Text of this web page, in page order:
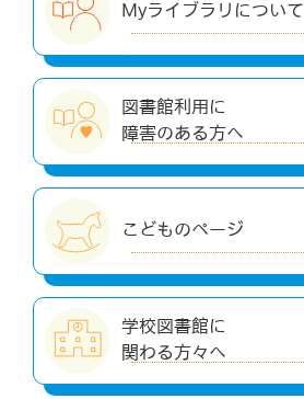
Myライブラリについて
図書館利用に
障害のある方へ
こどものページ
学校図書館に
関わる方々へ